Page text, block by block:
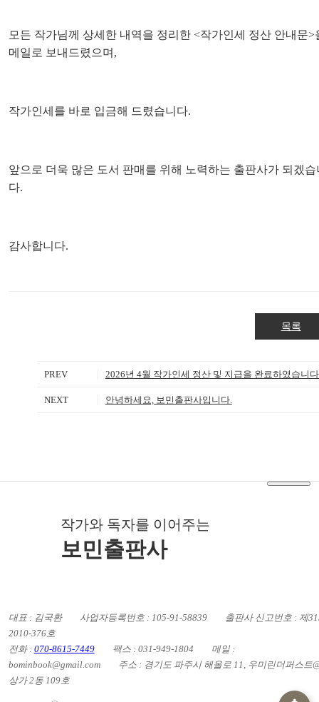
모든 작가님께 상세한 내역을 정리한 <작가인세 정산 안내문>
메일로 보내드렸으며,
작가인세를 바로 입금해 드렸습니다.
앞으로 더욱 많은 도서 판매를 위해 노력하는 출판사가 되겠습
다.
감사합니다.
목록
PREV 2026년 4월 작가인세 정산 및 지급을 완료하였습니
NEXT 안녕하세요, 보민출판사입니다.
작가와 독자를 이어주는
보민출판사
대표 : 김국환 사업자등록번호 : 105-91-58839
출판사 신고번호 : 제
2010-376호
전화 : 070-8615-7449 팩스 : 031-949-1804
메일 :
bominbook@gmail.com
주소 : 경기도 파주시 해올로 11, 우미린더퍼스트
상가 2동 109호